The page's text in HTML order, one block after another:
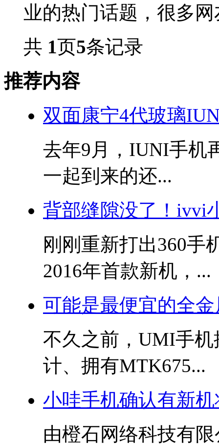
业的热门话题，很多网
共 1页5条记录
推荐内容
双面康宁4代玻璃
去年9月，IUNI手机
一起到来的还...
背部缝隙没了！ivvi
刚刚重新打出360手
2016年首款新机，...
可能是最便宜的全
不久之前，UMI手
计、拥有MTK675...
小哇手机确认有新
由橙石网络科技有